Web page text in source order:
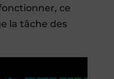
ce
la tâche des